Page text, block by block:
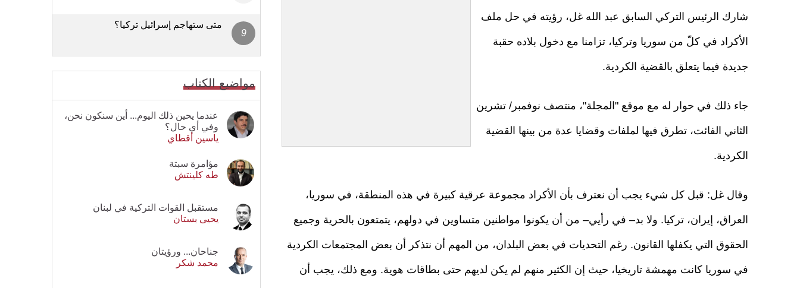
شارك الرئيس التركي السابق عبد الله غل، رؤيته في حل ملف
الأكراد في كلّ من سوريا وتركيا، تزامنا مع دخول بلاده حقبة
جديدة فيما يتعلق بالقضية الكردية.
جاء ذلك في حوار له مع موقع "المجلة"، منتصف نوفمبر/ تشرين
الثاني الفائت، تطرق فيها لملفات وقضايا عدة من بينها القضية
الكردية.
وقال غل: قبل كل شيء يجب أن نعترف بأن الأكراد مجموعة عرقية كبيرة في هذه المنطقة، في سوريا،
العراق، إيران، تركيا. ولا بد– في رأيي– من أن يكونوا مواطنين متساوين في دولهم، يتمتعون بالحرية وجميع
الحقوق التي يكفلها القانون. رغم التحديات في بعض البلدان، من المهم أن نتذكر أن بعض المجتمعات الكردية
في سوريا كانت مهمشة تاريخيا، حيث إن الكثير منهم لم يكن لديهم حتى بطاقات هوية. ومع ذلك، يجب أن
متى ستهاجم إسرائيل تركيا؟
مواضيع الكتاب
عندما يحين ذلك اليوم... أين سنكون نحن،
وفي أي حال؟
ياسين أقطاي
مؤامرة سبتة
طه كلينتش
مستقبل القوات التركية في لبنان
يحيى بستان
جناحان... ورؤيتان
محمد شكر